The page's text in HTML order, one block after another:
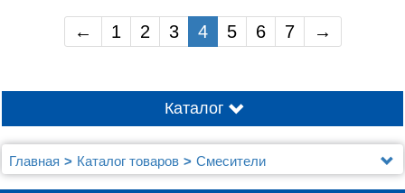
← 1 2 3 4 5 6 7 →
Каталог
Главная Каталог товаров
Смесители
Смесители Abber